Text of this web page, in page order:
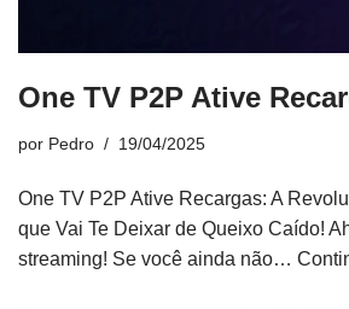
One TV P2P Ative
por Pedro 19/04/2025
One TV P2P Ative Recargas: A
que Vai Te Deixar de Queixo Caído!
streaming! Se você ainda não…